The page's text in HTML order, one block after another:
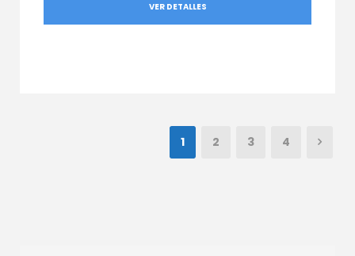
VER DETALLES
1 2 3 4